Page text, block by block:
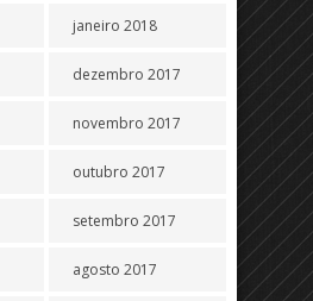
janeiro 2018
dezembro 2017
novembro 2017
outubro 2017
setembro 2017
agosto 2017